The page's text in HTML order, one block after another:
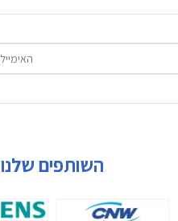
השותפים שלנו